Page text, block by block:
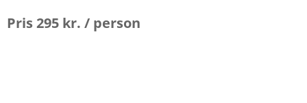
Pris 295 kr. / person